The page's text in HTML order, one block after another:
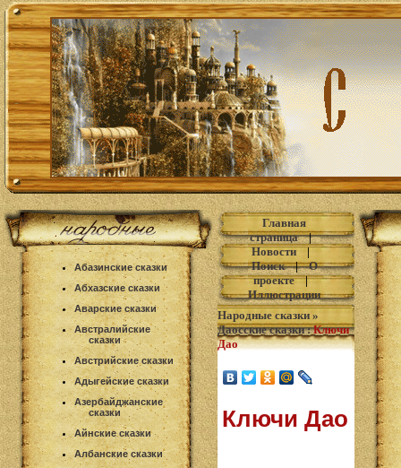
Абазинские сказки
Абхазские сказки
Аварские сказки
Австралийские
сказки
Австрийские сказки
Адыгейские сказки
Азербайджанские
сказки
Айнские сказки
Албанские сказки
Главная
страница|
Новости|
Поиск|О
проекте|
Иллюстрации
Народные сказки »
Даосские сказки: Ключи
Дао
Ключи Дао